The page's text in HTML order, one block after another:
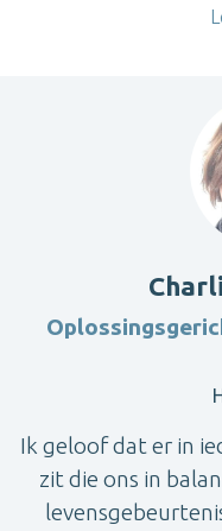
Ik geloof dat er in
zit die ons in